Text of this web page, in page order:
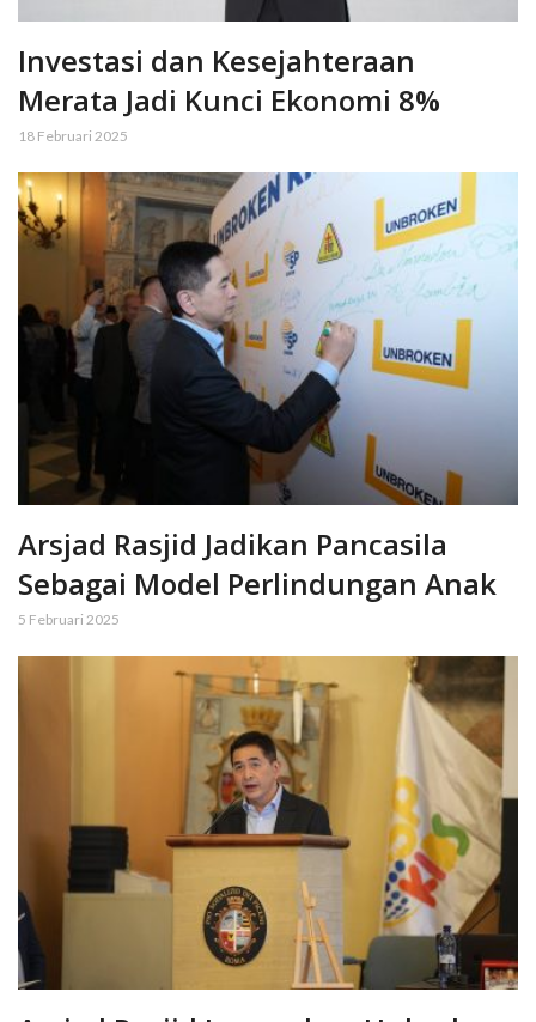
Investasi dan Kesejahteraan
Merata Jadi Kunci Ekonomi 8%
18 Februari 2025
Arsjad Rasjid Jadikan Pancasila
Sebagai Model Perlindungan Anak
5 Februari 2025